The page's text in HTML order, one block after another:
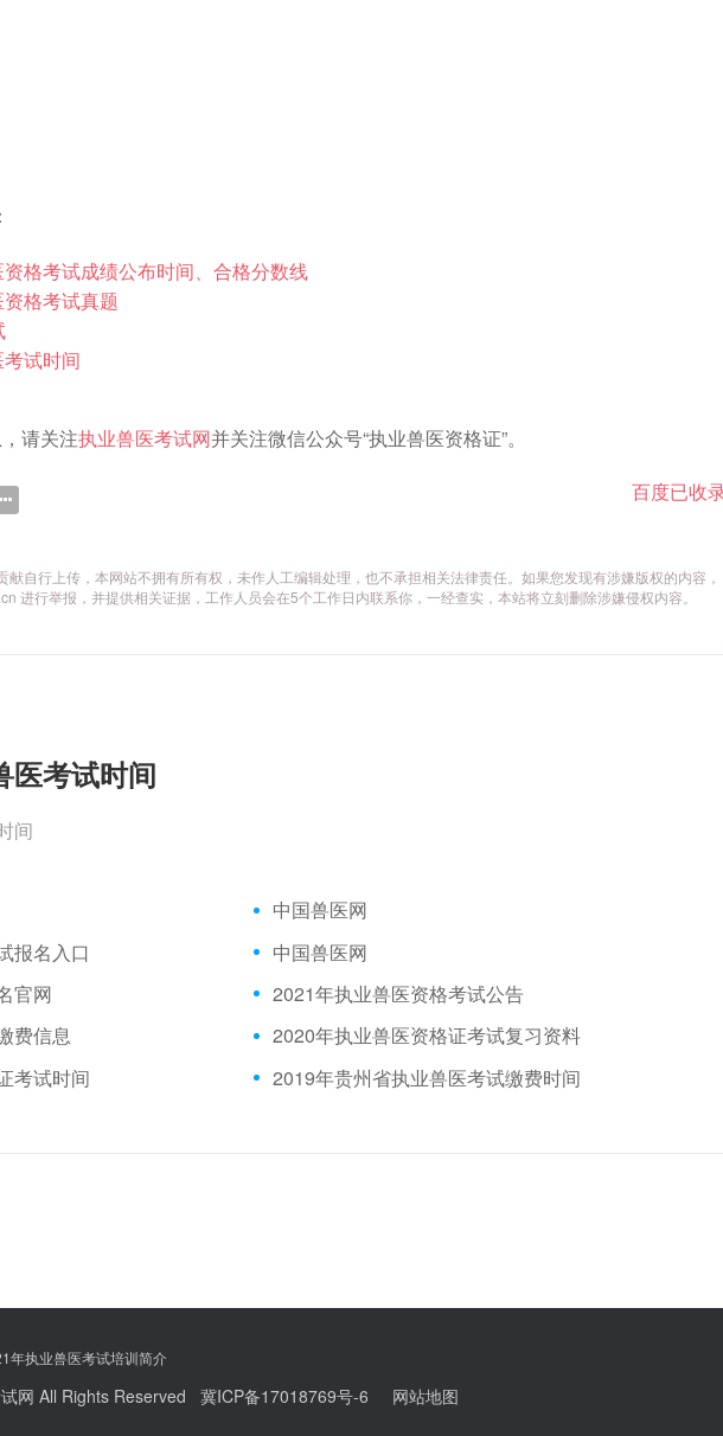
格考试成绩公布时间、合格分数线
格考试真题
试时间
请关注执业兽医考试网并关注微信公众号“执业兽医资格证”。
百度已收
献自行上传，本网站不拥有所有权，未作人工编辑处理，也不承担相关法律责任。如果您发现有涉嫌版权的内容，
进行举报，并提供相关证据，工作人员会在5个工作日内联系你，一经查实，本站将立刻删除涉嫌侵权内容。
医考试时间
间
中国兽医网
报名入口
中国兽医网
官网
2021年执业兽医资格考试公告
费信息
2020年执业兽医资格证考试复习资料
考试时间
2019年贵州省执业兽医考试缴费时间
年执业兽医考试培训简介
网 All Rights Reserved 冀ICP备17018769号-6
网站地图